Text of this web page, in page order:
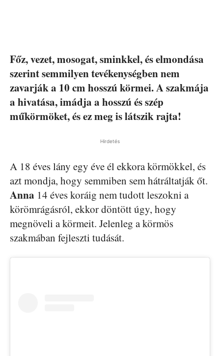
Főz, vezet, mosogat, sminkkel, és elmondása
szerint semmilyen tevékenységben nem
zavarják a 10 cm hosszú körmei. A szakmája
a hivatása, imádja a hosszú és szép
műkörmöket, és ez meg is látszik rajta!
Hirdetés
A 18 éves lány egy éve él ekkora körmökkel, és
azt mondja, hogy semmiben sem hátráltatják őt.
Anna 14 éves koráig nem tudott leszokni a
körömrágásról, ekkor döntött úgy, hogy
megnöveli a körmeit. Jelenleg a körmös
szakmában fejleszti tudását.